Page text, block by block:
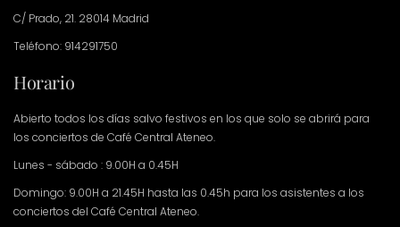
C/ Prado, 21. 28014 Madrid
Teléfono: 914291750
Horario
Abierto todos los días salvo festivos en los que solo se abrirá para
los conciertos de Café Central Ateneo.
Lunes - sábado : 9.00H a 0.45H
Domingo: 9.00H a 21.45H hasta las 0.45h para los asistentes a los
conciertos del Café Central Ateneo.